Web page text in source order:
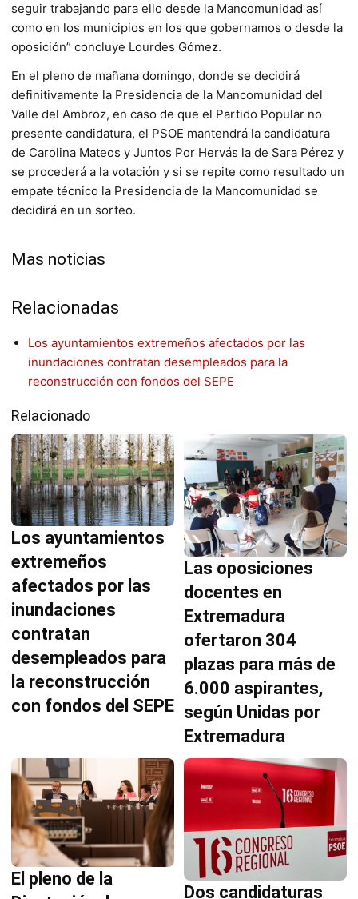
seguir trabajando para ello desde la Mancomunidad así
como en los municipios en los que gobernamos o desde la
oposición” concluye Lourdes Gómez.
En el pleno de mañana domingo, donde se decidirá
definitivamente la Presidencia de la Mancomunidad del
Valle del Ambroz, en caso de que el Partido Popular no
presente candidatura, el PSOE mantendrá la candidatura
de Carolina Mateos y Juntos Por Hervás la de Sara Pérez y
se procederá a la votación y si se repite como resultado un
empate técnico la Presidencia de la Mancomunidad se
decidirá en un sorteo.
Mas noticias
Relacionadas
Los ayuntamientos extremeños afectados por las
inundaciones contratan desempleados para la
reconstrucción con fondos del SEPE
Relacionado
Los ayuntamientos
extremeños
afectados por las
inundaciones
contratan
desempleados para
la reconstrucción
con fondos del SEPE
Las oposiciones
docentes en
Extremadura
ofertaron 304
plazas para más de
6.000 aspirantes,
según Unidas por
Extremadura
El pleno de la
Dos candidaturas